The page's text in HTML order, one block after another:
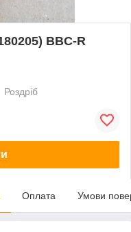
BBC-R
Роздріб
Оплата Умови